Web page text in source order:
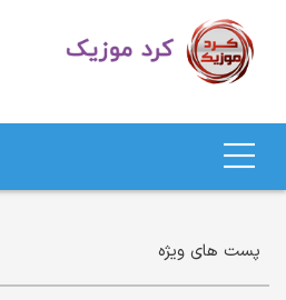
های کردی
پست های ویژه